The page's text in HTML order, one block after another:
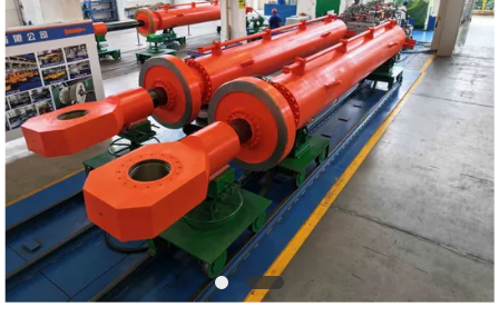
MAPA
DO
SITE
POLÍTICA
DE
PRIVACIDADE